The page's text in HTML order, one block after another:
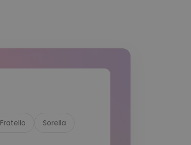
Fratello Sorella